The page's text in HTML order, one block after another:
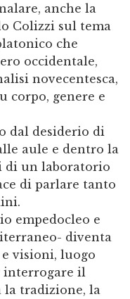
anche la
Colizzi sul tema
che
occidentale,
novecentesca,
corpo, genere e
dal desiderio di
aule e dentro la
di un laboratorio
di parlare tanto
empedocleo e
diventa
visioni, luogo
interrogare il
la tradizione, la